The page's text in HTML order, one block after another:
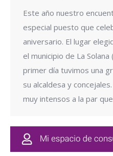
Este año nuestro
especial puesto que
aniversario. El lugar
el municipio de La
primer día tuvimos una
su alcaldesa y
muy intensos a la par